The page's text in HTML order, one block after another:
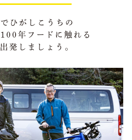
ひがしこうちの
年フードに触れる
発しましょう。